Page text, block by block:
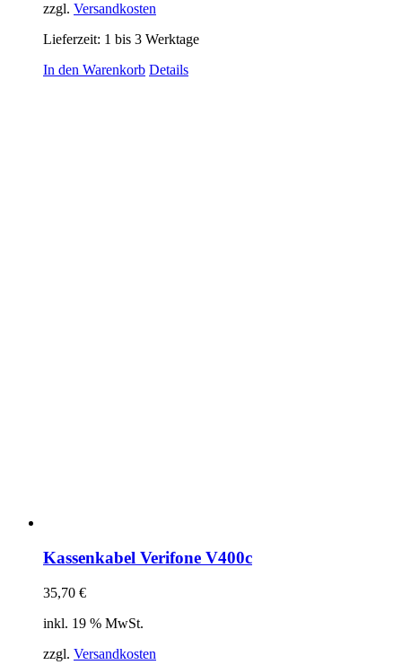
zzgl. Versandkosten
Lieferzeit: 1 bis 3 Werktage
In den Warenkorb Details
Kassenkabel Verifone V400c
35,70 €
inkl. 19 % MwSt.
zzgl. Versandkosten